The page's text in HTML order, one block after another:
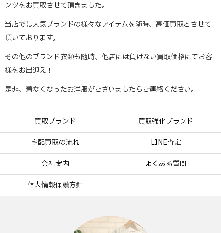
ンツをお買取させて頂きました。
当店では人気ブランドの様々なアイテムを随時、高価買取とさせて
頂いております。
その他のブランド衣類も随時、他店には負けない買取価格にてお客
様をお出迎え！
是非、着なくなったお洋服がございましたらご連絡ください。
買取ブランド 買取強化ブランド
宅配買取の流れ LINE査定
会社案内 よくある質問
個人情報保護方針